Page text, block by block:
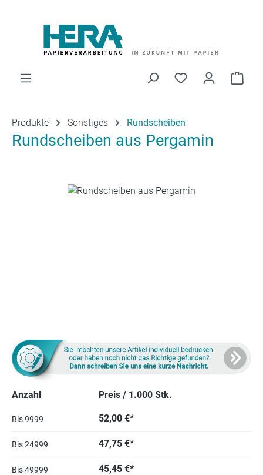
Du hast 0
Produkte Sonstiges Rundscheiben
Rundscheiben aus Pergamin
Bildergalerie überspringen
Anzahl Preis / 1.000 Stk.
Bis9999 52,00 €*
Bis24999 47,75 €*
Bis49999 45,45 €*